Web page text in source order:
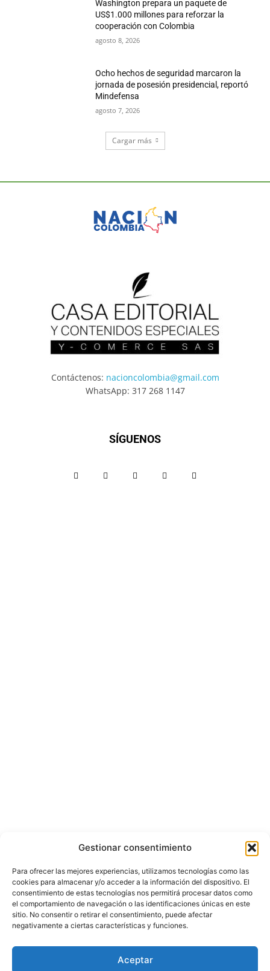
Gestionar consentimiento
Para ofrecer las mejores experiencias, utilizamos tecnologías como las
cookies para almacenar y/o acceder a la información del dispositivo. El
consentimiento de estas tecnologías nos permitirá procesar datos como
el comportamiento de navegación o las identificaciones únicas en este
sitio. No consentir o retirar el consentimiento, puede afectar
negativamente a ciertas características y funciones.
Aceptar
Washington prepara un paquete de
US$1.000 millones para reforzar la
cooperación con Colombia
agosto 8, 2026
Ocho hechos de seguridad marcaron la
jornada de posesión presidencial, reportó
Mindefensa
agosto 7, 2026
Cargar más
Contáctenos: nacioncolombia@gmail.com
WhatsApp: 317 268 1147
SÍGUENOS